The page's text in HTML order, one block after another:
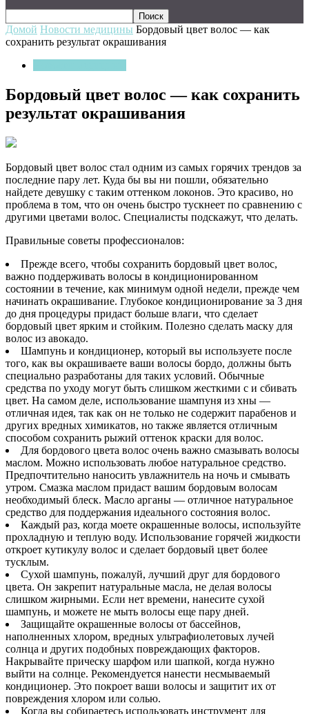
Домой Новости медицины Бордовый цвет волос — как
сохранить результат окрашивания
Бордовый цвет волос — как сохранить
результат окрашивания
Бордовый цвет волос стал одним из самых горячих трендов за
последние пару лет. Куда бы вы ни пошли, обязательно
найдете девушку с таким оттенком локонов. Это красиво, но
проблема в том, что он очень быстро тускнеет по сравнению с
другими цветами волос. Специалисты подскажут, что делать.
Правильные советы профессионалов:
Прежде всего, чтобы сохранить бордовый цвет волос,
важно поддерживать волосы в кондиционированном
состоянии в течение, как минимум одной недели, прежде чем
начинать окрашивание. Глубокое кондиционирование за 3 дня
до дня процедуры придаст больше влаги, что сделает
бордовый цвет ярким и стойким. Полезно сделать маску для
волос из авокадо.
Шампунь и кондиционер, который вы используете после
того, как вы окрашиваете ваши волосы бордо, должны быть
специально разработаны для таких условий. Обычные
средства по уходу могут быть слишком жесткими с и сбивать
цвет. На самом деле, использование шампуня из хны —
отличная идея, так как он не только не содержит парабенов и
других вредных химикатов, но также является отличным
способом сохранить рыжий оттенок краски для волос.
Для бордового цвета волос очень важно смазывать волосы
маслом. Можно использовать любое натуральное средство.
Предпочтительно наносить увлажнитель на ночь и смывать
утром. Смазка маслом придаст вашим бордовым волосам
необходимый блеск. Масло арганы — отличное натуральное
средство для поддержания идеального состояния волос.
Каждый раз, когда моете окрашенные волосы, используйте
прохладную и теплую воду. Использование горячей жидкости
откроет кутикулу волос и сделает бордовый цвет более
тусклым.
Сухой шампунь, пожалуй, лучший друг для бордового
цвета. Он закрепит натуральные масла, не делая волосы
слишком жирными. Если нет времени, нанесите сухой
шампунь, и можете не мыть волосы еще пару дней.
Защищайте окрашенные волосы от бассейнов,
наполненных хлором, вредных ультрафиолетовых лучей
солнца и других подобных повреждающих факторов.
Накрывайте прическу шарфом или шапкой, когда нужно
выйти на солнце. Рекомендуется нанести несмываемый
кондиционер. Это покроет ваши волосы и защитит их от
повреждения хлором или солью.
Когда вы собираетесь использовать инструмент для